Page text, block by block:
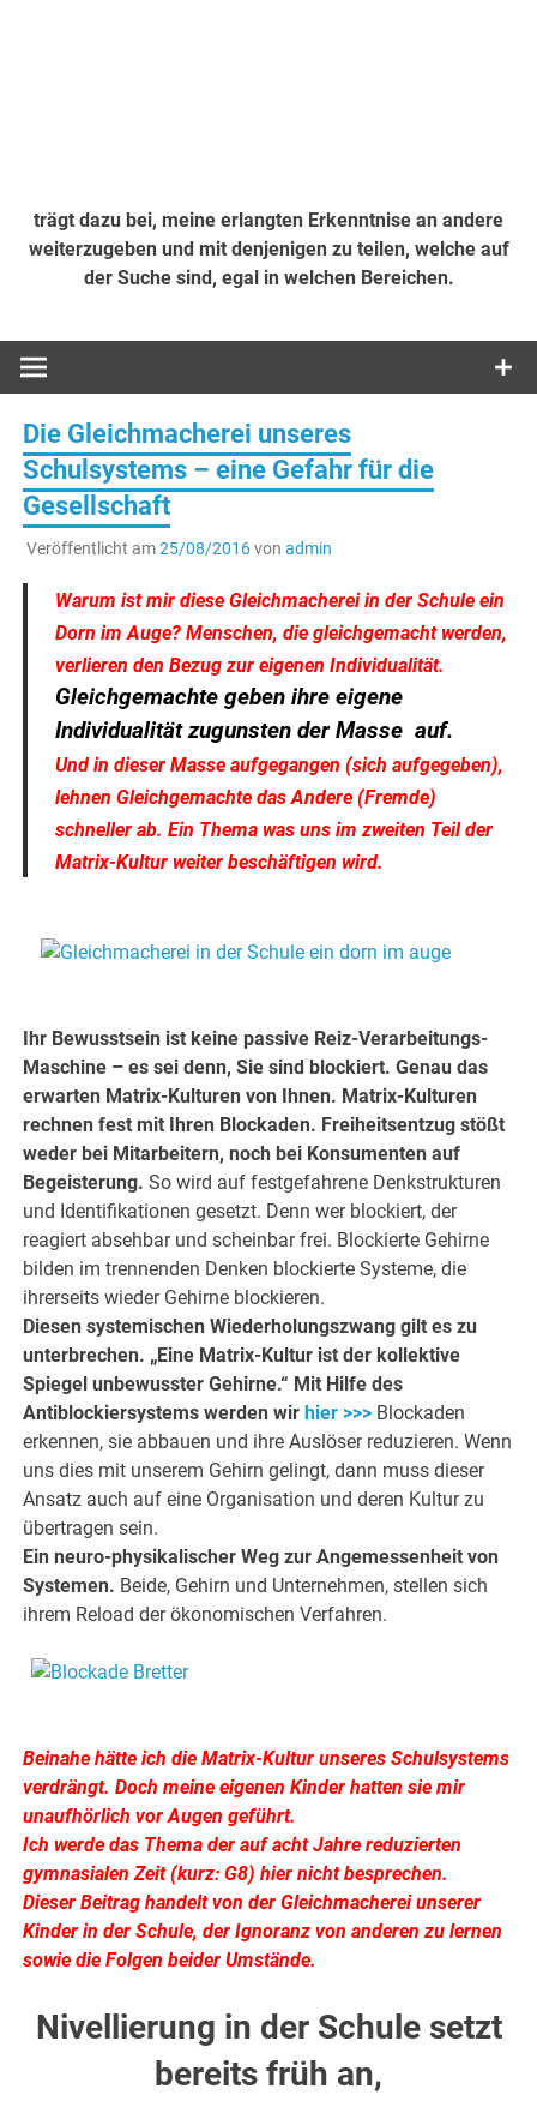
trägt dazu bei, meine erlangten Erkenntnise an andere
weiterzugeben und mit denjenigen zu teilen, welche auf
der Suche sind, egal in welchen Bereichen.
Die Gleichmacherei unseres
Schulsystems – eine Gefahr für die
Gesellschaft
Veröffentlicht am25/08/2016von admin
Warum ist mir diese Gleichmacherei in der Schule ein
Dorn im Auge? Menschen, die gleichgemacht werden,
verlieren den Bezug zur eigenen Individualität.
Gleichgemachte geben ihre eigene
Individualität zugunsten der Masse auf.
Und in dieser Masse aufgegangen (sich aufgegeben),
lehnen Gleichgemachte das Andere (Fremde)
schneller ab. Ein Thema was uns im zweiten Teil der
Matrix-Kultur weiter beschäftigen wird.
Ihr Bewusstsein ist keine passive Reiz-Verarbeitungs-
Maschine – es sei denn, Sie sind blockiert. Genau das
erwarten Matrix-Kulturen von Ihnen. Matrix-Kulturen
rechnen fest mit Ihren Blockaden. Freiheitsentzug stößt
weder bei Mitarbeitern, noch bei Konsumenten auf
Begeisterung. So wird auf festgefahrene Denkstrukturen
und Identifikationen gesetzt. Denn wer blockiert, der
reagiert absehbar und scheinbar frei. Blockierte Gehirne
bilden im trennenden Denken blockierte Systeme, die
ihrerseits wieder Gehirne blockieren.
Diesen systemischen Wiederholungszwang gilt es zu
unterbrechen. „Eine Matrix-Kultur ist der kollektive
Spiegel unbewusster Gehirne.“ Mit Hilfe des
Antiblockiersystems werden wir hier >>> Blockaden
erkennen, sie abbauen und ihre Auslöser reduzieren. Wenn
uns dies mit unserem Gehirn gelingt, dann muss dieser
Ansatz auch auf eine Organisation und deren Kultur zu
übertragen sein.
Ein neuro-physikalischer Weg zur Angemessenheit von
Systemen. Beide, Gehirn und Unternehmen, stellen sich
ihrem Reload der ökonomischen Verfahren.
Beinahe hätte ich die Matrix-Kultur unseres Schulsystems
verdrängt. Doch meine eigenen Kinder hatten sie mir
unaufhörlich vor Augen geführt.
Ich werde das Thema der auf acht Jahre reduzierten
gymnasialen Zeit (kurz: G8) hier nicht besprechen.
Dieser Beitrag handelt von der Gleichmacherei unserer
Kinder in der Schule, der Ignoranz von anderen zu lernen
sowie die Folgen beider Umstände.
Nivellierung in der Schule setzt
bereits früh an,